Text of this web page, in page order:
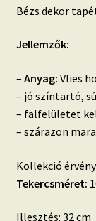
Bézs dekor
Jellemzők:
– Anyag: Vlies
– jó színtartó,
– falfelületet
– szárazon
Kollekció
Tekercsméret:
Illesztés: 32 cm